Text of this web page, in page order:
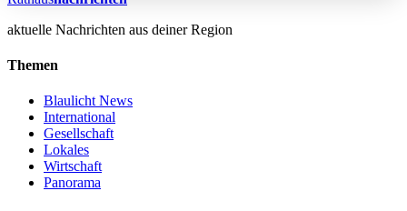
aktuelle Nachrichten aus deiner Region
Themen
Blaulicht News
International
Gesellschaft
Lokales
Wirtschaft
Panorama